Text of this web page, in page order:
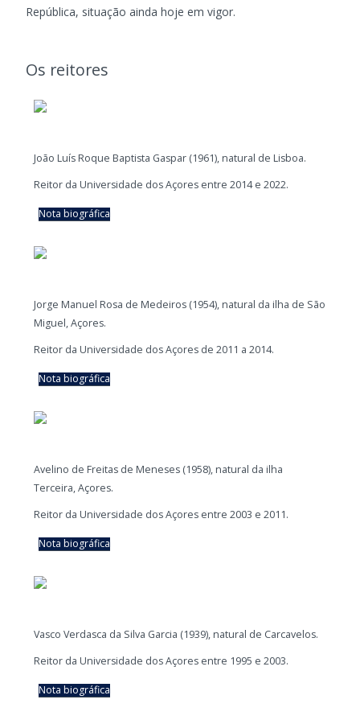
República, situação ainda hoje em vigor.
Os reitores
João Luís Roque Baptista Gaspar (1961), natural de Lisboa.
Reitor da Universidade dos Açores entre 2014 e 2022.
Nota biográfica
Jorge Manuel Rosa de Medeiros (1954), natural da ilha de São
Miguel, Açores.
Reitor da Universidade dos Açores de 2011 a 2014.
Nota biográfica
Avelino de Freitas de Meneses (1958), natural da ilha
Terceira, Açores.
Reitor da Universidade dos Açores entre 2003 e 2011.
Nota biográfica
Vasco Verdasca da Silva Garcia (1939), natural de Carcavelos.
Reitor da Universidade dos Açores entre 1995 e 2003.
Nota biográfica